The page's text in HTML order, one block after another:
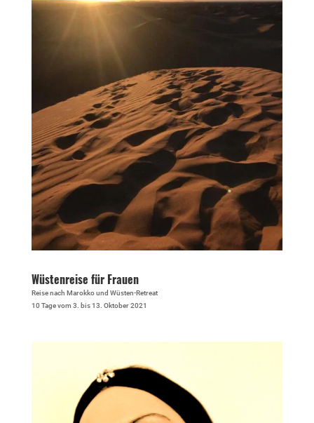
Wüstenreise für Frauen
Reise nach Marokko und Wüsten-Retreat
10 Tage vom 3. bis 13. Oktober 2021